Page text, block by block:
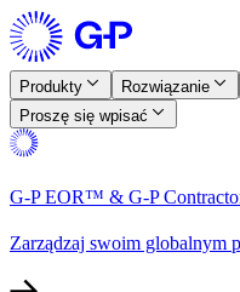
Produkty​​ Rozwiązanie​​
Proszę się wpisać​​
G-P EOR™ & G-P
Zarządzaj swoim globalnym